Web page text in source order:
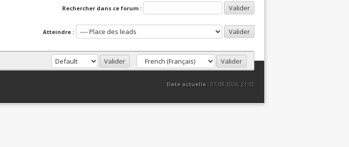
Rechercher dans ce forum :
Atteindre :
Syndication RSS
Date actuelle :07-08-2026, 21:32